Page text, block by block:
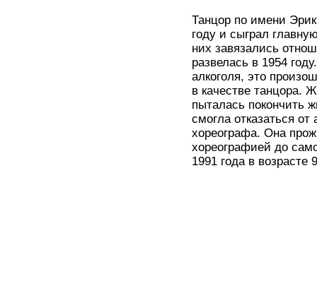
Танцор по имени
году и сыграл
них завязались
развелась в 1954
алкоголя, это
в качестве танцора.
пыталась покончить
смогла отказаться
хореографа. Она
хореографией до
1991 года в возрасте